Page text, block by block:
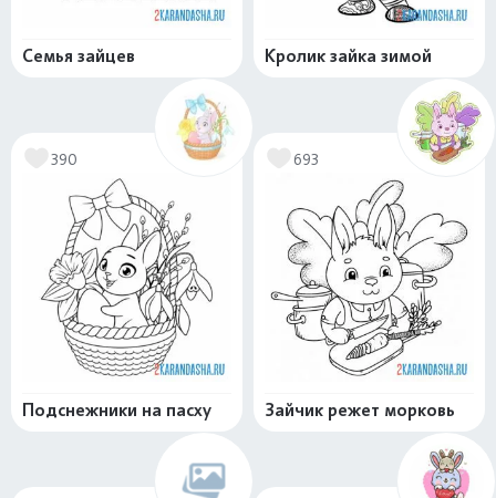
Семья зайцев Кролик зайка зимой
390
Подснежники на пасху
693
Зайчик режет морковь